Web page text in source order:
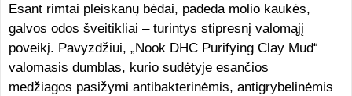
Esant rimtai pleiskanų bėdai, padeda molio kaukės,
galvos odos šveitikliai – turintys stipresnį valomąjį
poveikį. Pavyzdžiui, „Nook DHC Purifying Clay Mud“
valomasis dumblas, kurio sudėtyje esančios
medžiagos pasižymi antibakterinėmis, antigrybelinėmis